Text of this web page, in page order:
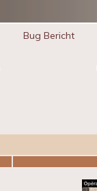
Bug Bericht